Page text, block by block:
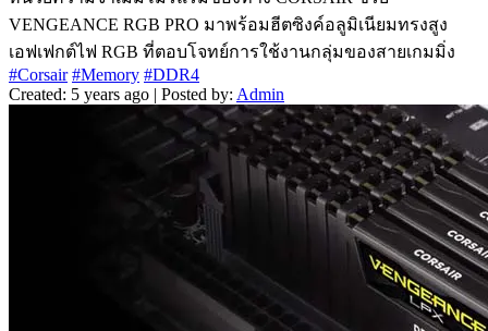
VENGEANCE RGB PRO มาพร้อมฮีตซิงค์อลูมิเนียมทรงสูง
เอฟเฟกต์ไฟ RGB ที่ตอบโจทย์การใช้งานกลุ่มของสายเกมมิ่ง
#Corsair #Memory #DDR4
Created: 5 years ago | Posted by: Admin